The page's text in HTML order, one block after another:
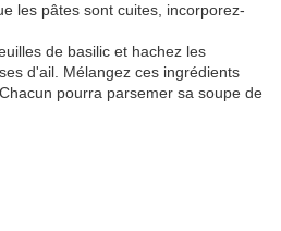
les pâtes sont cuites, incorporez-
de basilic et hachez les
d'ail. Mélangez ces ingrédients
pourra parsemer sa soupe de